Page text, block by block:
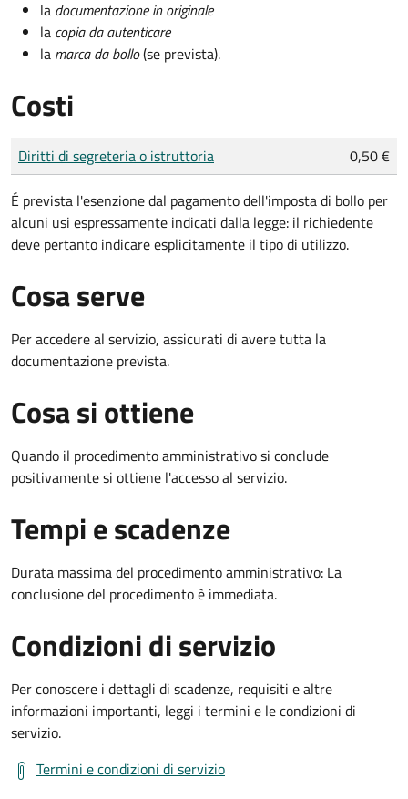
la documentazione in originale
la copia da autenticare
la marca da bollo(se prevista).
Costi
Tipo di pagamento
Importo
Diritti di segreteria o istruttoria 0,50 €
É prevista l'esenzione dal pagamento dell'imposta di bollo per
alcuni usi espressamente indicati dalla legge: il richiedente
deve pertanto indicare esplicitamente il tipo di utilizzo.
Cosa serve
Per accedere al servizio, assicurati di avere tutta la
documentazione prevista.
Cosa si ottiene
Quando il procedimento amministrativo si conclude
positivamente si ottiene l'accesso al servizio.
Tempi e scadenze
Durata massima del procedimento amministrativo: La
conclusione del procedimento è immediata.
Condizioni di servizio
Per conoscere i dettagli di scadenze, requisiti e altre
informazioni importanti, leggi i termini e le condizioni di
servizio.
Termini e condizioni di servizio